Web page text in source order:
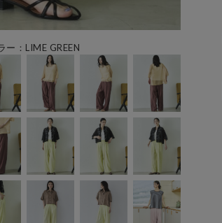
：LIME GREEN